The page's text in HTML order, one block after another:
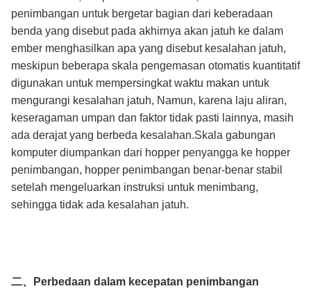
penimbangan untuk bergetar bagian dari keberadaan
benda yang disebut pada akhirnya akan jatuh ke dalam
ember menghasilkan apa yang disebut kesalahan jatuh,
meskipun beberapa skala pengemasan otomatis kuantitatif
digunakan untuk mempersingkat waktu makan untuk
mengurangi kesalahan jatuh, Namun, karena laju aliran,
keseragaman umpan dan faktor tidak pasti lainnya, masih
ada derajat yang berbeda kesalahan.Skala gabungan
komputer diumpankan dari hopper penyangga ke hopper
penimbangan, hopper penimbangan benar-benar stabil
setelah mengeluarkan instruksi untuk menimbang,
sehingga tidak ada kesalahan jatuh.
二、Perbedaan dalam kecepatan penimbangan